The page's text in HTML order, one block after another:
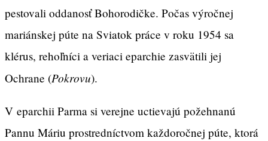
pestovali oddanosť Bohorodičke. Počas výročnej
mariánskej púte na Sviatok práce v roku 1954 sa
klérus, rehoľníci a veriaci eparchie zasvätili jej
Ochrane (Pokrovu).
V eparchii Parma si verejne uctievajú požehnanú
Pannu Máriu prostredníctvom každoročnej púte, ktorá